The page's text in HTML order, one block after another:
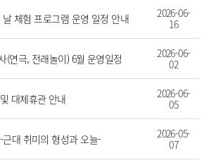
체험 프로그램 운영 일정 안내
2026-06-
16
(연극, 전래놀이) 6월 운영일정
2026-06-
02
대체휴관 안내
2026-06-
05
대 취미의 형성과 오늘-
2026-05-
07